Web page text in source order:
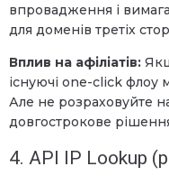
впровадження і
для доменів третіх
Вплив на афіліатів:
існуючі one-click
Але не розраховуйте
довгострокове
4. API IP Lookup